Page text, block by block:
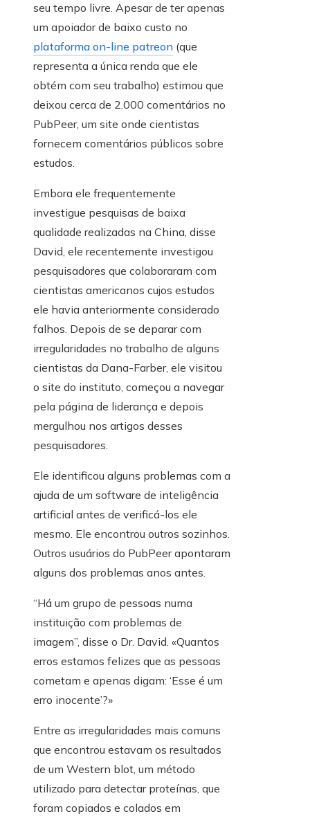
seu tempo livre. Apesar de ter apenas
um apoiador de baixo custo no
plataforma on-line patreon (que
representa a única renda que ele
obtém com seu trabalho) estimou que
deixou cerca de 2.000 comentários no
PubPeer, um site onde cientistas
fornecem comentários públicos sobre
estudos.
Embora ele frequentemente
investigue pesquisas de baixa
qualidade realizadas na China, disse
David, ele recentemente investigou
pesquisadores que colaboraram com
cientistas americanos cujos estudos
ele havia anteriormente considerado
falhos. Depois de se deparar com
irregularidades no trabalho de alguns
cientistas da Dana-Farber, ele visitou
o site do instituto, começou a navegar
pela página de liderança e depois
mergulhou nos artigos desses
pesquisadores.
Ele identificou alguns problemas com a
ajuda de um software de inteligência
artificial antes de verificá-los ele
mesmo. Ele encontrou outros sozinhos.
Outros usuários do PubPeer apontaram
alguns dos problemas anos antes.
“Há um grupo de pessoas numa
instituição com problemas de
imagem”, disse o Dr. David. «Quantos
erros estamos felizes que as pessoas
cometam e apenas digam: ‘Esse é um
erro inocente’?»
Entre as irregularidades mais comuns
que encontrou estavam os resultados
de um Western blot, um método
utilizado para detectar proteínas, que
foram copiados e colados em